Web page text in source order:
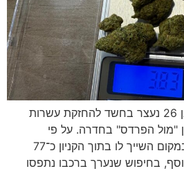
תושב פרדס חנה-כרכור בן 26 נעצר בחשד להחזקת עשרות
"מול הפרדס" בחדרה. על פי
המשטרה, החשוד החזיק במקום השייך לו בתוך הקניון כ־77
בחיפוש שנערך ברכבו נתפסו